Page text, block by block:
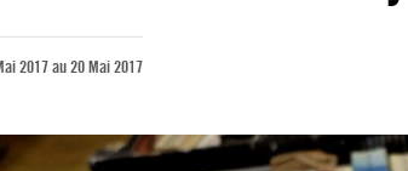
2017 au 20 Mai 2017